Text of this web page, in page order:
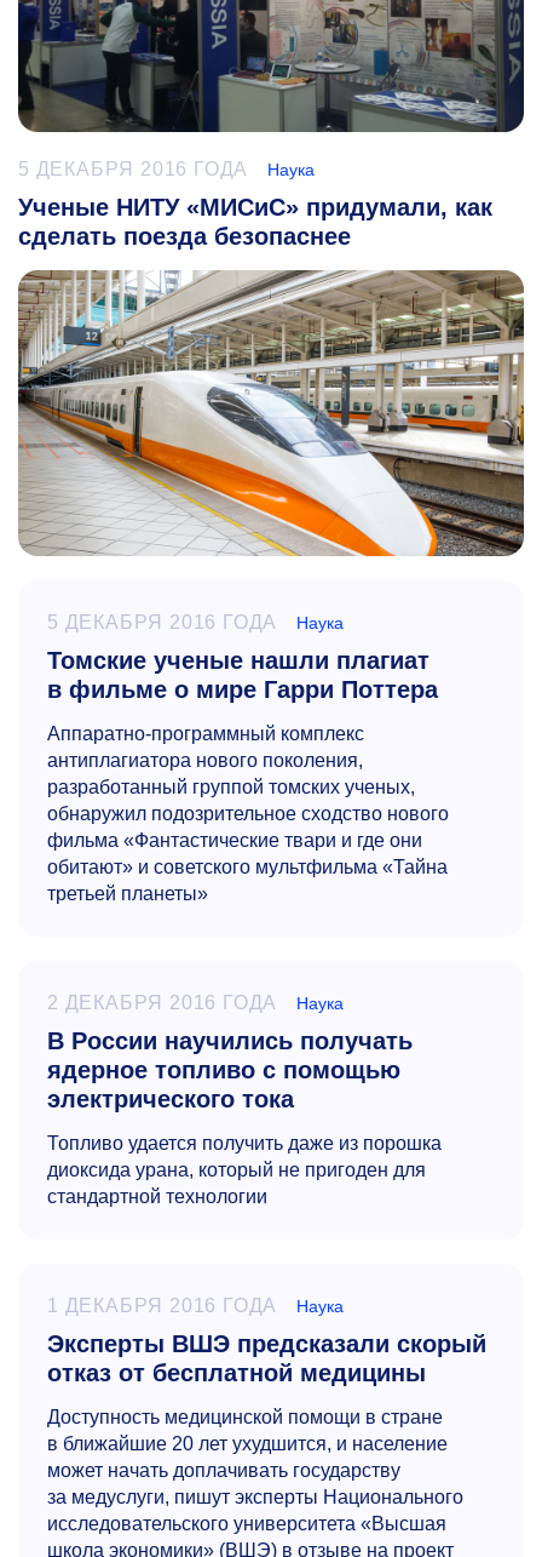
5 ДЕКАБРЯ 2016 ГОДА Наука
Ученые НИТУ «МИСиС» придумали, как
сделать поезда безопаснее
5 ДЕКАБРЯ 2016 ГОДА Наука
Томские ученые нашли плагиат
в фильме о мире Гарри Поттера
Аппаратно-программный комплекс
антиплагиатора нового поколения,
разработанный группой томских ученых,
обнаружил подозрительное сходство нового
фильма «Фантастические твари и где они
обитают» и советского мультфильма «Тайна
третьей планеты»
2 ДЕКАБРЯ 2016 ГОДА Наука
В России научились получать
ядерное топливо с помощью
электрического тока
Топливо удается получить даже из порошка
диоксида урана, который не пригоден для
стандартной технологии
1 ДЕКАБРЯ 2016 ГОДА Наука
Эксперты ВШЭ предсказали скорый
отказ от бесплатной медицины
Доступность медицинской помощи в стране
в ближайшие 20 лет ухудшится, и население
может начать доплачивать государству
за медуслуги, пишут эксперты Национального
исследовательского университета «Высшая
школа экономики» (ВШЭ) в отзыве на проект